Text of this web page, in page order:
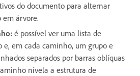
do documento para alternar
em árvore.
é possível ver uma lista de
e, em cada caminho, um grupo e
separados por barras oblíquas
nivela a estrutura de